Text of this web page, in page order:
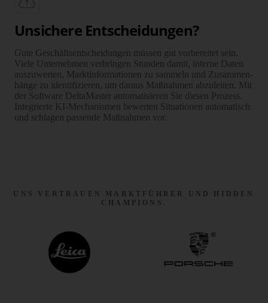
Unsichere Entscheidungen?
Gute Geschäfts­ent­scheidungen müssen gut vorbe­reitet sein.
Viele Unternehmen verbringen Stunden damit, interne Daten
auszuwerten, Markt­infor­ma­tionen zu sammeln und Zusammen­
hänge zu identi­fi­zieren, um daraus Maßnahmen abzuleiten. Mit
der Software DeltaMaster auto­ma­ti­sieren Sie diesen Prozess.
Inte­grierte KI-Mechanismen bewerten Situationen auto­matisch
und schlagen passende Maßnahmen vor.
UNS VERTRAUEN MARKTFÜHRER UND HIDDEN
CHAMPIONS.